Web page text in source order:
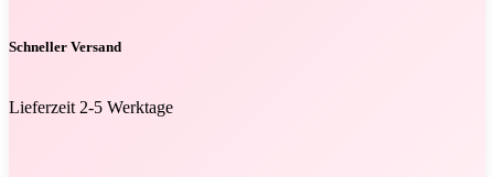
Schneller Versand
Lieferzeit 2-5 Werktage